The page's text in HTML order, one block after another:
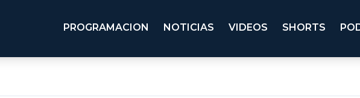
PROGRAMACION NOTICIAS VIDEOS SHORTS